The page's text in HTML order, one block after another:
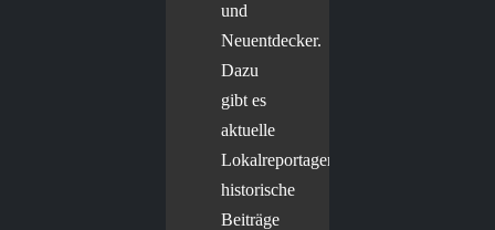
und
Neuentdecker.
Dazu
gibt es
aktuelle
Lokalreportagen,
historische
Beiträge